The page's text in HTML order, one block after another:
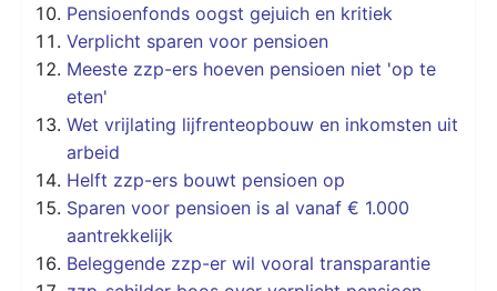
Pensioenfonds oogst gejuich en kritiek
Verplicht sparen voor pensioen
Meeste zzp-ers hoeven pensioen niet 'op te
eten'
Wet vrijlating lijfrenteopbouw en inkomsten uit
arbeid
Helft zzp-ers bouwt pensioen op
Sparen voor pensioen is al vanaf € 1.000
aantrekkelijk
Beleggende zzp-er wil vooral transparantie